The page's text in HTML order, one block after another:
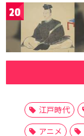
20
江戸時代
アニメ